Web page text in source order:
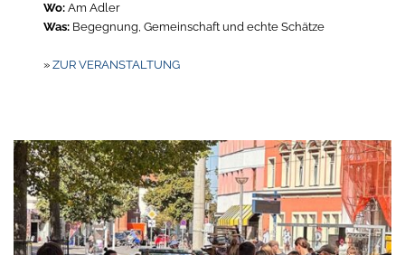
Wo: Am Adler
Was: Begegnung, Gemeinschaft und echte Schätze
»ZUR VERANSTALTUNG